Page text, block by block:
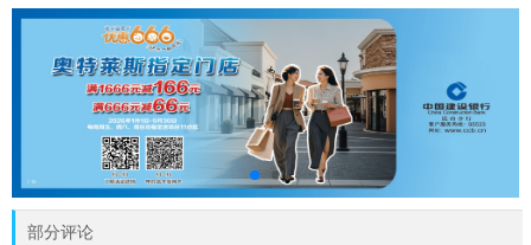
部分评论